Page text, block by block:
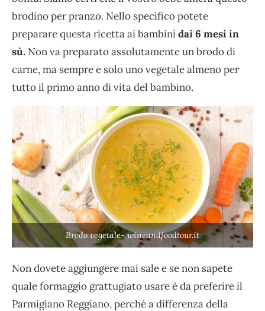
brodino per pranzo. Nello specifico potete
preparare questa ricetta ai bambinidai 6 mesi in
sù. Non va preparato assolutamente un brodo di
carne, ma sempre e solo uno vegetale almeno per
tutto il primo anno di vita del bambino.
Brodo vegetale- wineandfoodtour.it
Non dovete aggiungere mai sale e se non sapete
quale formaggio grattugiato usare è da preferire il
Parmigiano Reggiano, perché a differenza della